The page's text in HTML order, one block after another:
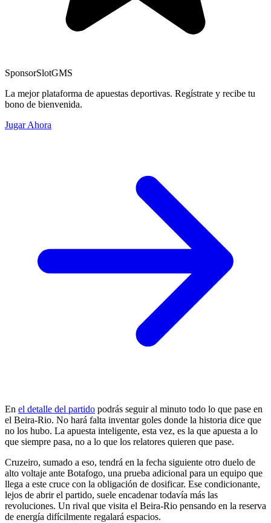
SponsorSlotGMS
La mejor plataforma de apuestas deportivas. Regístrate y recibe tu
bono de bienvenida.
Jugar Ahora
En el detalle del partido podrás seguir al minuto todo lo que pase en
el Beira-Rio. No hará falta inventar goles donde la historia dice que
no los hubo. La apuesta inteligente, esta vez, es la que apuesta a lo
que siempre pasa, no a lo que los relatores quieren que pase.
Cruzeiro, sumado a eso, tendrá en la fecha siguiente otro duelo de
alto voltaje ante Botafogo, una prueba adicional para un equipo que
llega a este cruce con la obligación de dosificar. Ese condicionante,
lejos de abrir el partido, suele encadenar todavía más las
revoluciones. Un rival que visita el Beira-Rio pensando en la reserva
de energía difícilmente regalará espacios.